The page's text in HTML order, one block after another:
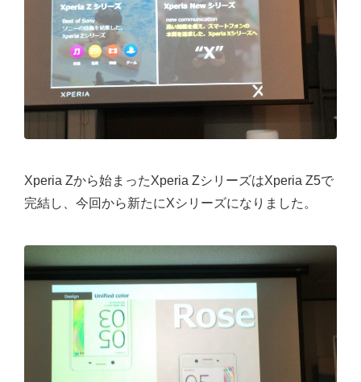
Xperia Zから始まったXperia ZシリーズはXperia Z5で
完結し、今回から新たにXシリーズになりました。